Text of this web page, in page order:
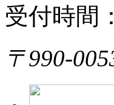
受付時間
〒990-